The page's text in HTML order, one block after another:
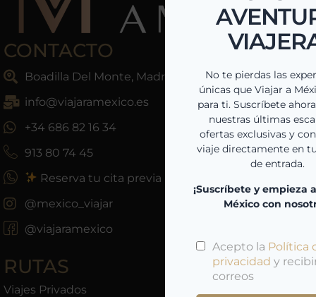
CONTACTO
Boadilla Del Monte, Madrid, España
info@viajaramexico.es
+34 686 82 16 34
913 80 74 45
Reserva tu cita previa
@mexico_viajar
@viajaramexico
RUTAS
Viajes Privados